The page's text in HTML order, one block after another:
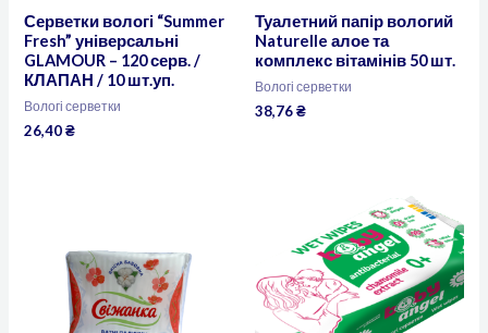
Серветки вологі “Summer
Fresh” універсальні
GLAMOUR – 120 серв. /
КЛАПАН / 10 шт.уп.
Вологі серветки
26,40₴
Туалетний папір вологий
Naturelle алое та
комплекс вітамінів 50 шт.
Вологі серветки
38,76₴